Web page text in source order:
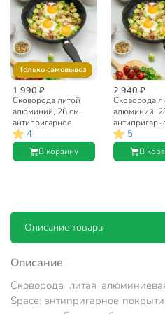
Только самовывоз
1 990 ₽
Сковорода литой
алюминий, 26 см,
антипригарное
покрытие, Нева
Металл Посуда, Titan
Space, индукция,
4
В корзину
2 940 ₽
Сковорода
алюминий,
покрытие,
Металл
Space,
5
В
Описание товара
Описание
Сковорода литая
Space: антипригарное